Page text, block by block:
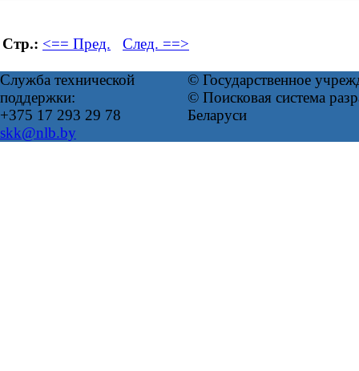
Стр.: <== Пред. След. ==>
Служба технической
поддержки:
+375 17 293 29 78
skk@nlb.by
© Государственное
© Поисковая система
Беларуси